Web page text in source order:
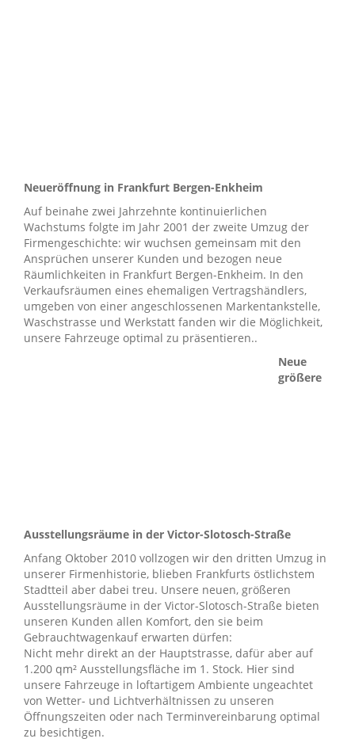
Neueröffnung in Frankfurt Bergen-Enkheim
Auf beinahe zwei Jahrzehnte kontinuierlichen
Wachstums folgte im Jahr 2001 der zweite Umzug der
Firmengeschichte: wir wuchsen gemeinsam mit den
Ansprüchen unserer Kunden und bezogen neue
Räumlichkeiten in Frankfurt Bergen-Enkheim. In den
Verkaufsräumen eines ehemaligen Vertragshändlers,
umgeben von einer angeschlossenen Markentankstelle,
Waschstrasse und Werkstatt fanden wir die Möglichkeit,
unsere Fahrzeuge optimal zu präsentieren..
Neue
größere
Ausstellungsräume in der Victor-Slotosch-Straße
Anfang Oktober 2010 vollzogen wir den dritten Umzug in
unserer Firmenhistorie, blieben Frankfurts östlichstem
Stadtteil aber dabei treu. Unsere neuen, größeren
Ausstellungsräume in der Victor-Slotosch-Straße bieten
unseren Kunden allen Komfort, den sie beim
Gebrauchtwagenkauf erwarten dürfen:
Nicht mehr direkt an der Hauptstrasse, dafür aber auf
1.200 qm² Ausstellungsfläche im 1. Stock. Hier sind
unsere Fahrzeuge in loftartigem Ambiente ungeachtet
von Wetter- und Lichtverhältnissen zu unseren
Öffnungszeiten oder nach Terminvereinbarung optimal
zu besichtigen.